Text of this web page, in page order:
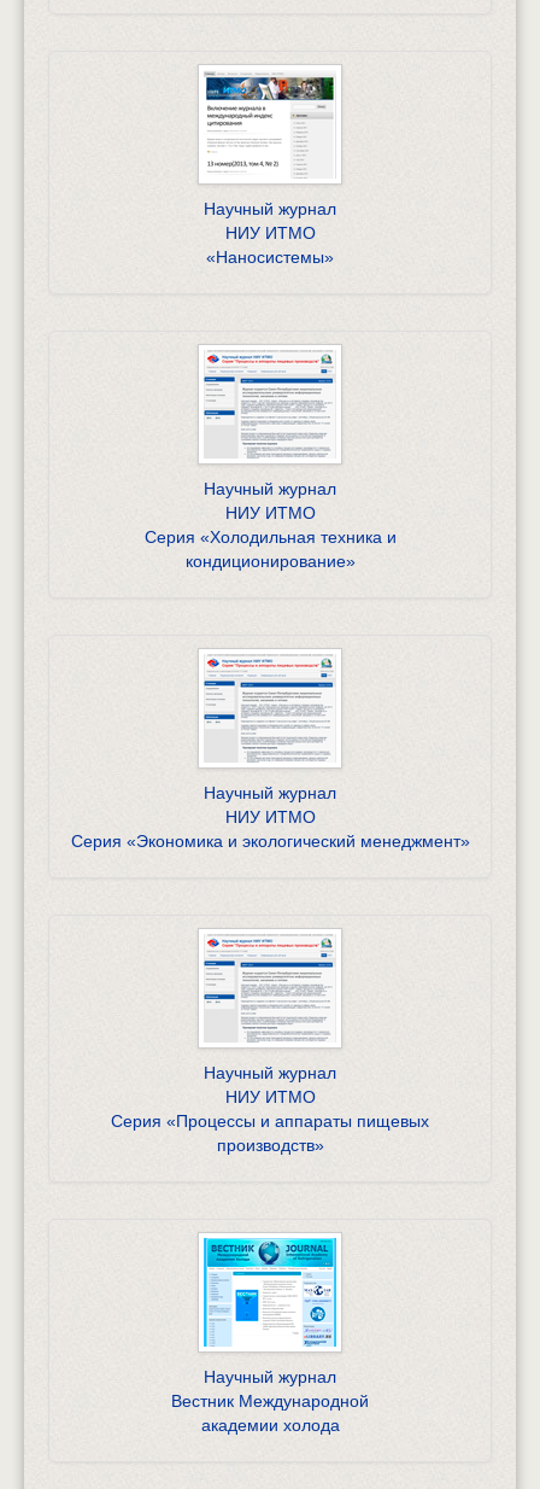
Научный журнал
НИУ ИТМО
«Наносистемы»
Научный журнал
НИУ ИТМО
Серия «Холодильная техника и
кондиционирование»
Научный журнал
НИУ ИТМО
Серия «Экономика и экологический менеджмент»
Научный журнал
НИУ ИТМО
Серия «Процессы и аппараты пищевых
производств»
Научный журнал
Вестник Международной
академии холода